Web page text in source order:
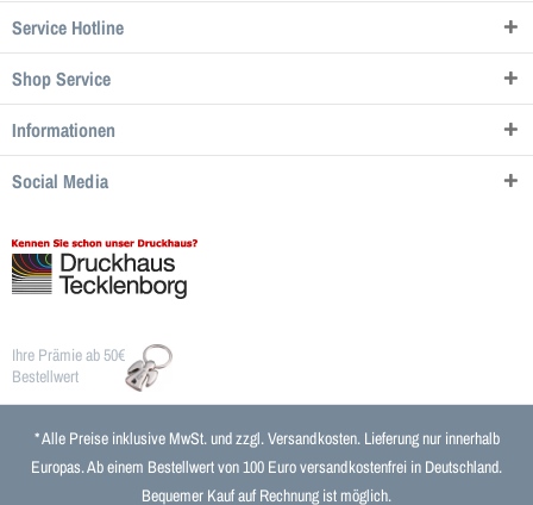
Service Hotline
Shop Service
Informationen
Social Media
Ihre Prämie ab 50€
Bestellwert
* Alle Preise inklusive MwSt. und zzgl.Versandkosten. Lieferung nur innerhalb
Europas. Ab einem Bestellwert von 100 Euro versandkostenfrei in Deutschland.
Bequemer Kauf auf Rechnung ist möglich.